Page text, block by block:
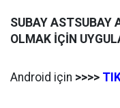
SUBAY ASTSUBAY
OLMAK İÇİN
Android için >>>>